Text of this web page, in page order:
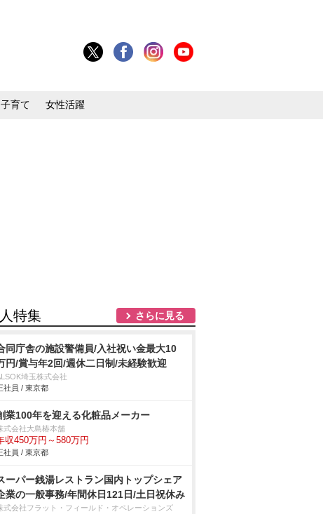
子育て 女性活躍
特集 さらに見る
同庁舎の施設警備員/入社祝い金最大10
円/賞与年2回/週休二日制/未経験歓迎
埼玉株式会社
社員 / 東京都
業100年を迎える化粧品メーカー
式会社大島椿本舗
収450万円～580万円
社員 / 東京都
ーパー銭湯レストラン国内トップシェア
業の一般事務/年間休日121日/土日祝休み
式会社フラット・フィールド・オペレーションズ